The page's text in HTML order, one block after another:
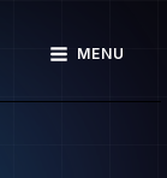
MENU